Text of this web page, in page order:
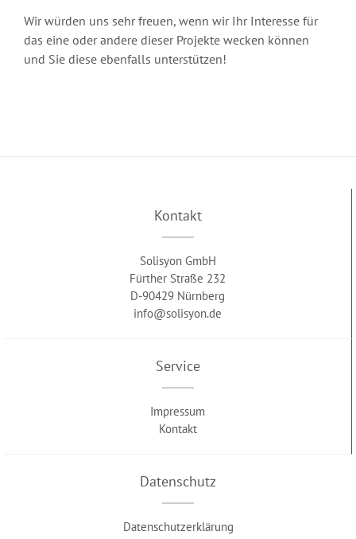
Wir würden uns sehr freuen, wenn wir Ihr Interesse für
das eine oder andere dieser Projekte wecken können
und Sie diese ebenfalls unterstützen!
Kontakt
Solisyon GmbH
Fürther Straße 232
D-90429 Nürnberg
info@solisyon.de
Service
Impressum
Kontakt
Datenschutz
Datenschutzerklärung